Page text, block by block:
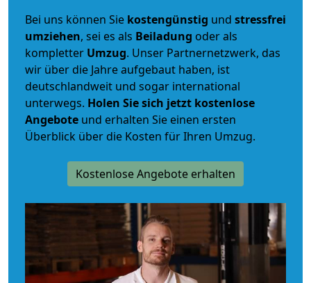
Bei uns können Sie kostengünstig und stressfrei
umziehen, sei es als Beiladung oder als
kompletter Umzug. Unser Partnernetzwerk, das
wir über die Jahre aufgebaut haben, ist
deutschlandweit und sogar international
unterwegs. Holen Sie sich jetzt kostenlose
Angebote und erhalten Sie einen ersten
Überblick über die Kosten für Ihren Umzug.
Kostenlose Angebote erhalten